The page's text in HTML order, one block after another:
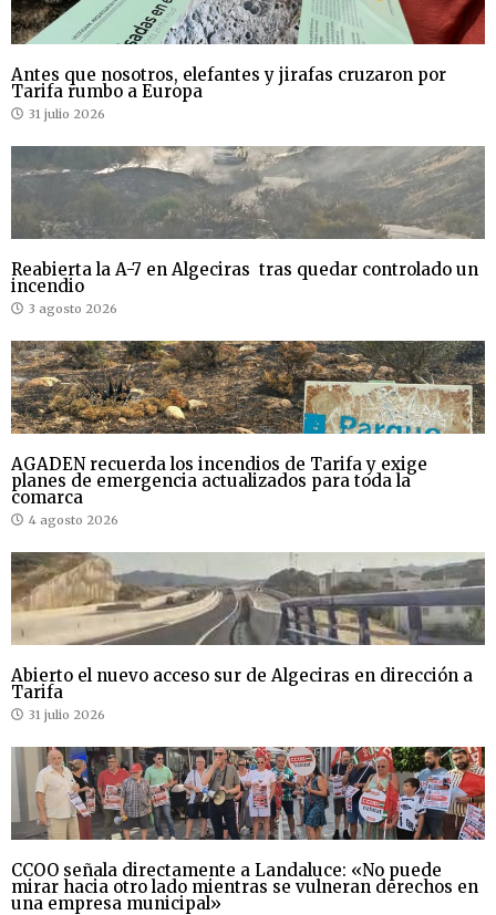
Antes que nosotros, elefantes y jirafas cruzaron por
Tarifa rumbo a Europa
31 julio 2026
Reabierta la A-7 en Algeciras tras quedar controlado un
incendio
3 agosto 2026
AGADEN recuerda los incendios de Tarifa y exige
planes de emergencia actualizados para toda la
comarca
4 agosto 2026
Abierto el nuevo acceso sur de Algeciras en dirección a
Tarifa
31 julio 2026
CCOO señala directamente a Landaluce: «No puede
mirar hacia otro lado mientras se vulneran derechos en
una empresa municipal»